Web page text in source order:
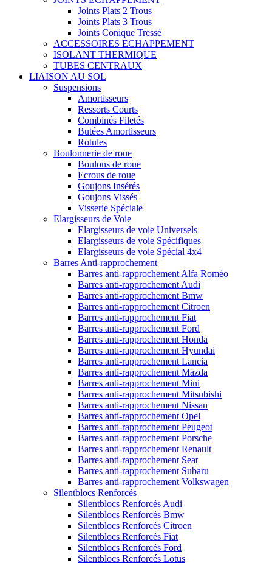
Joints Plats 2 Trous
Joints Plats 3 Trous
Joints Conique Tressé
ACCESSOIRES ECHAPPEMENT
ISOLANT THERMIQUE
TUBES CENTRAUX
LIAISON AU SOL
Suspensions
Amortisseurs
Ressorts Courts
Combinés Filetés
Butées Amortisseurs
Rotules
Boulonnerie de roue
Boulons de roue
Ecrous de roue
Goujons Insérés
Goujons Vissés
Visserie Spéciale
Elargisseurs de Voie
Elargisseurs de voie Universels
Elargisseurs de voie Spécifiques
Elargisseurs de voie Spécial 4x4
Barres Anti-rapprochement
Barres anti-rapprochement Alfa Roméo
Barres anti-rapprochement Audi
Barres anti-rapprochement Bmw
Barres anti-rapprochement Citroen
Barres anti-rapprochement Fiat
Barres anti-rapprochement Ford
Barres anti-rapprochement Honda
Barres anti-rapprochement Hyundai
Barres anti-rapprochement Lancia
Barres anti-rapprochement Mazda
Barres anti-rapprochement Mini
Barres anti-rapprochement Mitsubishi
Barres anti-rapprochement Nissan
Barres anti-rapprochement Opel
Barres anti-rapprochement Peugeot
Barres anti-rapprochement Porsche
Barres anti-rapprochement Renault
Barres anti-rapprochement Seat
Barres anti-rapprochement Subaru
Barres anti-rapprochement Volkswagen
Silentblocs Renforcés
Silentblocs Renforcés Audi
Silentblocs Renforcés Bmw
Silentblocs Renforcés Citroen
Silentblocs Renforcés Fiat
Silentblocs Renforcés Ford
Silentblocs Renforcés Lotus